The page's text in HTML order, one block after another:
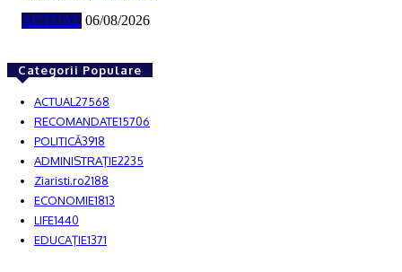
ACTUAL 06/08/2026
Categorii Populare
ACTUAL 27568
RECOMANDATE15706
POLITICĂ3918
ADMINISTRAŢIE2235
Ziaristi.ro2188
ECONOMIE1813
LIFE1440
EDUCAŢIE1371